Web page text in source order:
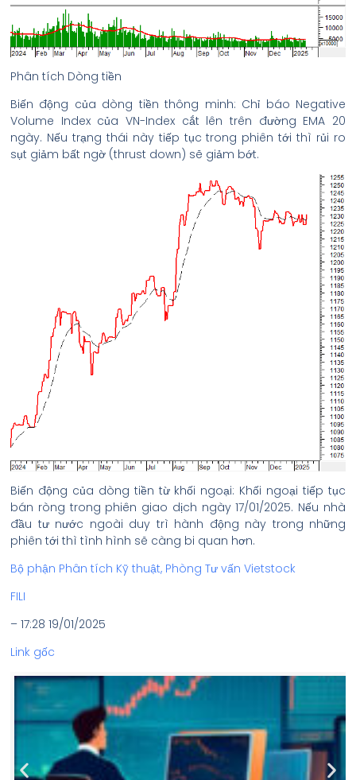
Phân tích Dòng tiền
Biến động của dòng tiền thông minh: Chỉ báo Negative
Volume Index của VN-Index cắt lên trên đường EMA 20
ngày. Nếu trạng thái này tiếp tục trong phiên tới thì rủi ro
sụt giảm bất ngờ (thrust down) sẽ giảm bớt.
Biến động của dòng tiền từ khối ngoại: Khối ngoại tiếp tục
bán ròng trong phiên giao dịch ngày 17/01/2025. Nếu nhà
đầu tư nước ngoài duy trì hành động này trong những
phiên tới thì tình hình sẽ càng bi quan hơn.
Bộ phận Phân tích Kỹ thuật, Phòng Tư vấn Vietstock
FILI
– 17:28 19/01/2025
Link gốc